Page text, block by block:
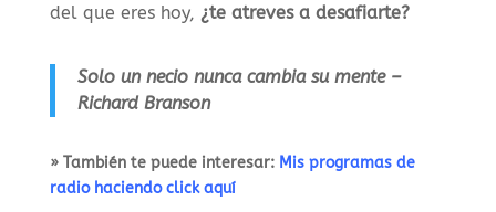
del que eres hoy, ¿te atreves a desafiarte?
Solo un necio nunca cambia su mente –
Richard Branson
» También te puede interesar: Mis programas de
radio haciendo click aquí